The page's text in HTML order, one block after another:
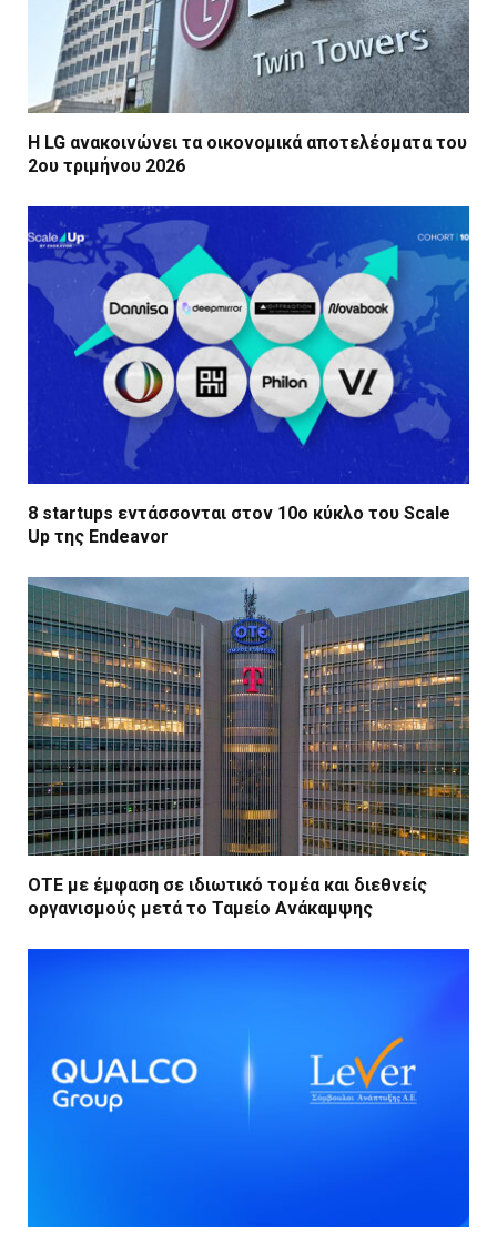
Η LG ανακοινώνει τα οικονομικά αποτελέσματα του
2ου τριμήνου 2026
8 startups εντάσσονται στον 10ο κύκλο του Scale
Up της Endeavor
ΟΤΕ με έμφαση σε ιδιωτικό τομέα και διεθνείς
οργανισμούς μετά το Ταμείο Ανάκαμψης